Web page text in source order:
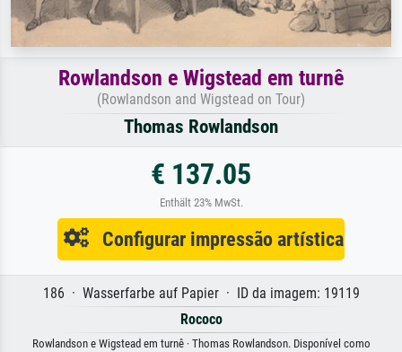
Rowlandson e Wigstead em turnê
(Rowlandson and Wigstead on Tour)
Thomas Rowlandson
€ 137.05
Enthält 23% MwSt.
Configurar impressão artística
186 · Wasserfarbe auf Papier · ID da imagem: 19119
Rococo
Rowlandson e Wigstead em turnê · Thomas Rowlandson. Disponível como